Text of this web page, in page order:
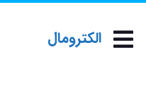
الکترومال